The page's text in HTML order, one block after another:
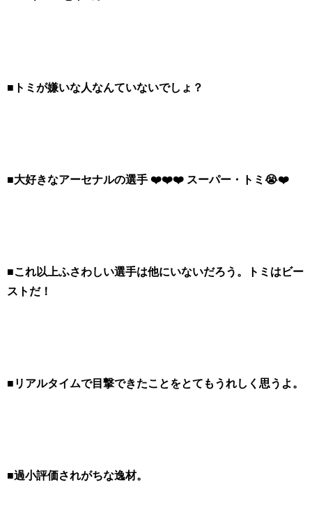
■トミが嫌いな人なんていないでしょ？
■大好きなアーセナルの選手 ❤️❤️❤️ スーパー・トミ😭❤️
■これ以上ふさわしい選手は他にいないだろう。トミはビー
ストだ！
■リアルタイムで目撃できたことをとてもうれしく思うよ。
■過小評価されがちな逸材。